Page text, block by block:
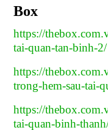
Box
https://
tai-quan-tan-binh-2/
https://
trong-hem-sau-tai-
https://
tai-quan-binh-